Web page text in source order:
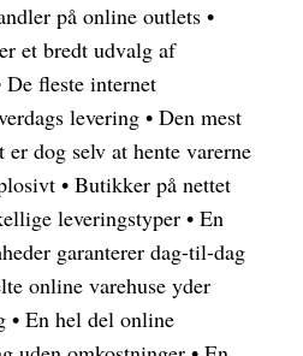
på online outlets •
et bredt udvalg af
De fleste internet
levering • Den mest
dog selv at hente varerne
• Butikker på nettet
leveringstyper • En
garanterer dag-til-dag
online varehuse yder
• En hel del online